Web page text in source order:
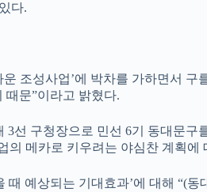
다.
조성사업’에 박차를 가하면서
때문”이라고 밝혔다.
선 구청장으로 민선 6기 동대문
의 메카로 키우려는 야심찬 계획에
예상되는 기대효과’에 대해 “(